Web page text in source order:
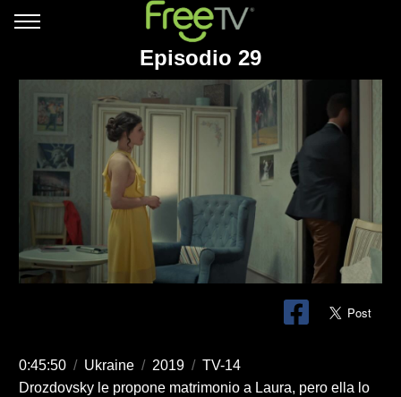
Episodio 29
0:45:50 / Ukraine / 2019 / TV-14
Drozdovsky le propone matrimonio a Laura, pero ella lo